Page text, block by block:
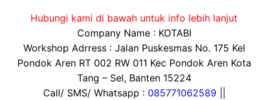
Hubungi kami di bawah untuk info lebih lanjut
Company Name : KOTABI
Workshop Adrress : Jalan Puskesmas No. 175 Kel
Pondok Aren RT 002 RW 011 Kec Pondok Aren Kota
Tang – Sel, Banten 15224
Call/ SMS/ Whatsapp : 085771062589